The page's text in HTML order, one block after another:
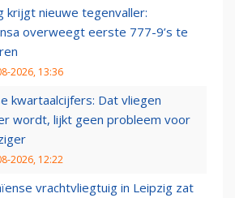
krijgt nieuwe tegenvaller:
overweegt eerste 777-9’s te
2026, 13:36
kwartaalcijfers: Dat vliegen
wordt, lijkt geen probleem voor
2026, 12:22
vrachtvliegtuig in Leipzig zat